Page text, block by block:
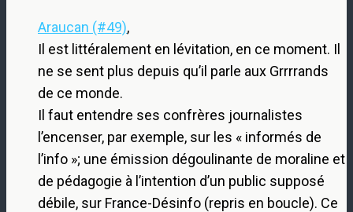
Araucan (#49),
Il est littéralement en lévitation, en ce moment. Il
ne se sent plus depuis qu’il parle aux Grrrrands
de ce monde.
Il faut entendre ses confrères journalistes
l’encenser, par exemple, sur les « informés de
l’info »; une émission dégoulinante de moraline et
de pédagogie à l’intention d’un public supposé
débile, sur France-Désinfo (repris en boucle). Ce